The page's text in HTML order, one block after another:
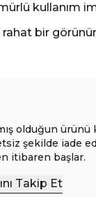
kullanım
rahat bir
olduğun ürünü
şekilde iade
itibaren başlar.
Takip Et